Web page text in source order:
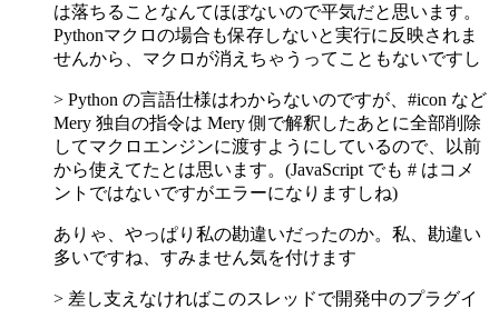
は落ちることなんてほぼないので平気だと思います。
Pythonマクロの場合も保存しないと実行に反映されま
せんから、マクロが消えちゃうってこともないですし
> Python の言語仕様はわからないのですが、#icon など
Mery 独自の指令は Mery 側で解釈したあとに全部削除
してマクロエンジンに渡すようにしているので、以前
から使えてたとは思います。(JavaScript でも # はコメ
ントではないですがエラーになりますしね)
ありゃ、やっぱり私の勘違いだったのか。私、勘違い
多いですね、すみません気を付けます
> 差し支えなければこのスレッドで開発中のプラグイ